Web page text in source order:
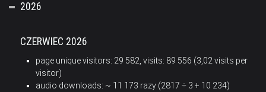
2026
CZERWIEC 2026
page unique visitors: 29 582, visits: 89 556 (3,02 visits per
visitor)
audio downloads: ~ 11 173 razy (2817 ÷ 3 + 10 234)